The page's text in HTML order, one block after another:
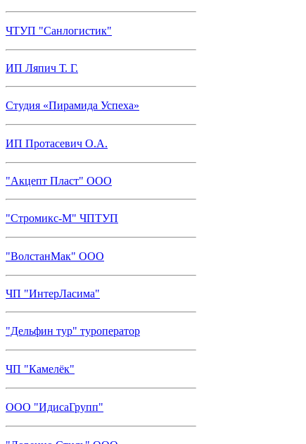
ЧТУП "Санлогистик"
ИП Ляпич Т. Г.
Студия «Пирамида Успеха»
ИП Протасевич О.А.
"Акцепт Пласт" ООО
"Стромикс-М" ЧПТУП
"ВолстанМак" ООО
ЧП "ИнтерЛасима"
"Дельфин тур" туроператор
ЧП "Камелёк"
ООО "ИдисаГрупп"